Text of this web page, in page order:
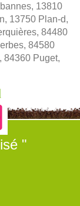
13810
13750 Plan-d,
84480
84580
84360 Puget,
"